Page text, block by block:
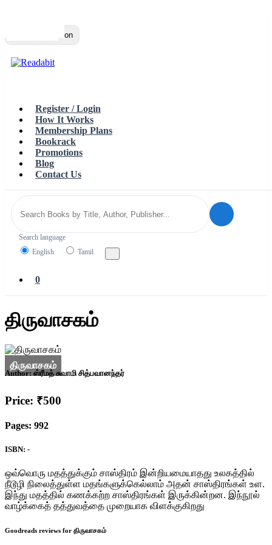
Toggle navigation
Register / Login
How It Works
Membership Plans
Bookrack
Promotions
Blog
Contact Us
Search language
English
Tamil
0
திருவாசகம்
Author: ஸ்ரீமத் சுவாமி சித்பவானந்தர்
Price: ₹500
Pages: 992
ISBN: -
ஒவ்வொரு மதத்துக்கும் சாஸ்திரம் இன்றியமையாதது உலகத்தில்
நீடூழி நிலைத்துள்ள மதங்களுக்கெல்லாம் அதன் சாஸ்திரங்கள் உள.
இந்து மதத்தில் கணக்கற்ற சாஸ்திரங்கள் இருக்கின்றன. இந்நூல்
வாழ்க்கைத் தத்துவத்தை முறையாக விளக்குகிறது
Goodreads reviews for திருவாசகம்